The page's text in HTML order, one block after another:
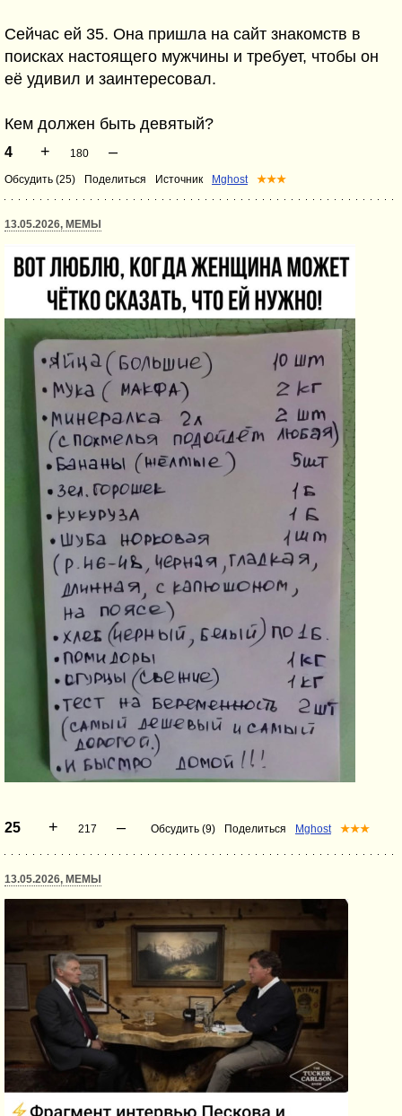
Сейчас ей 35. Она пришла на сайт знакомств в
поисках настоящего мужчины и требует, чтобы он
её удивил и заинтересовал.
Кем должен быть девятый?
4 + 180 –
Обсудить (25) Поделиться Источник Mghost ★★★
13.05.2026, МЕМЫ
25 + 217 – Обсудить (9) Поделиться Mghost ★★★
13.05.2026, МЕМЫ